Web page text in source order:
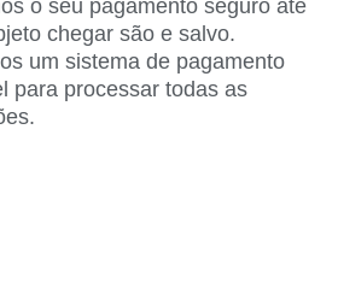
o seu pagamento seguro até
chegar são e salvo.
um sistema de pagamento
para processar todas as